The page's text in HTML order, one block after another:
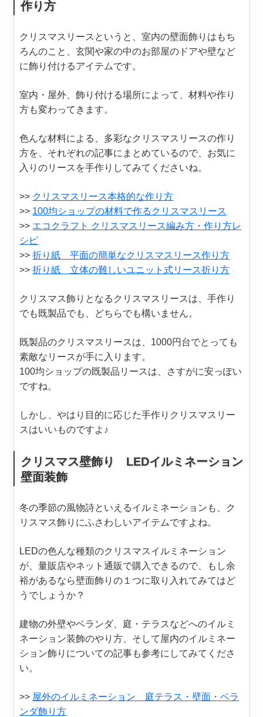
作り方
クリスマスリースというと、室内の壁面飾りはもち
ろんのこと、玄関や家の中のお部屋のドアや壁など
に飾り付けるアイテムです。
室内・屋外、飾り付ける場所によって、材料や作り
方も変わってきます。
色んな材料による、多彩なクリスマスリースの作り
方を、それぞれの記事にまとめているので、お気に
入りのリースを手作りしてみてくださいね。
>> クリスマスリース本格的な作り方
>> 100均ショップの材料で作るクリスマスリース
>> エコクラフト クリスマスリース編み方・作り方レ
シピ
>>折り紙 平面の簡単なクリスマスリース作り方
>>折り紙 立体の難しいユニット式リース折り方
クリスマス飾りとなるクリスマスリースは、手作り
でも既製品でも、どちらでも構いません。
既製品のクリスマスリースは、1000円台でとっても
素敵なリースが手に入ります。
100均ショップの既製品リースは、さすがに安っぽい
ですね。
しかし、やはり目的に応じた手作りクリスマスリー
スはいいものですよ♪
クリスマス壁飾り LEDイルミネーション
壁面装飾
冬の季節の風物詩といえるイルミネーションも、ク
リスマス飾りにふさわしいアイテムですよね。
LEDの色んな種類のクリスマスイルミネーション
が、量販店やネット通販で購入できるので、もし余
裕があるなら壁面飾りの１つに取り入れてみてはど
うでしょうか？
建物の外壁やベランダ、庭・テラスなどへのイルミ
ネーション装飾のやり方、そして屋内のイルミネー
ション飾りについての記事も参考にしてみてくださ
い。
>> 屋外のイルミネーション 庭テラス・壁面・ベラ
ンダ飾り方